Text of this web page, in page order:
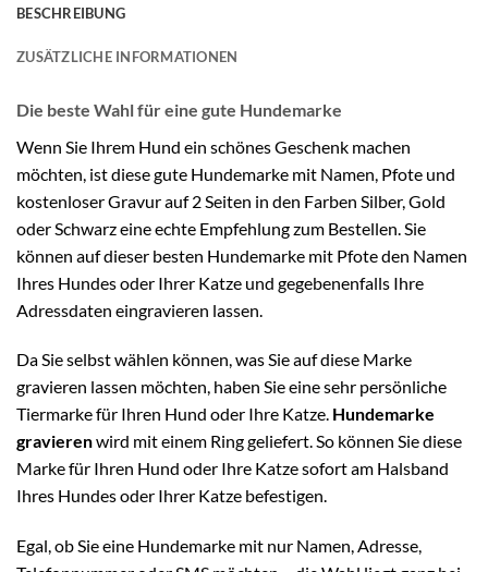
BESCHREIBUNG
ZUSÄTZLICHE INFORMATIONEN
Die beste Wahl für eine gute Hundemarke
Wenn Sie Ihrem Hund ein schönes Geschenk machen
möchten, ist diese gute Hundemarke mit Namen, Pfote und
kostenloser Gravur auf 2 Seiten in den Farben Silber, Gold
oder Schwarz eine echte Empfehlung zum Bestellen. Sie
können auf dieser besten Hundemarke mit Pfote den Namen
Ihres Hundes oder Ihrer Katze und gegebenenfalls Ihre
Adressdaten eingravieren lassen.
Da Sie selbst wählen können, was Sie auf diese Marke
gravieren lassen möchten, haben Sie eine sehr persönliche
Tiermarke für Ihren Hund oder Ihre Katze. Hundemarke
gravierenwird mit einem Ring geliefert. So können Sie diese
Marke für Ihren Hund oder Ihre Katze sofort am Halsband
Ihres Hundes oder Ihrer Katze befestigen.
Egal, ob Sie eine Hundemarke mit nur Namen, Adresse,